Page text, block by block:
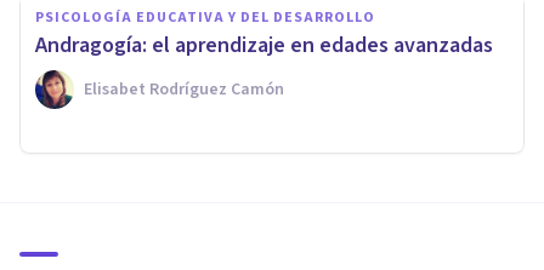
PSICOLOGÍA EDUCATIVA Y DEL DESARROLLO
Andragogía: el aprendizaje en edades avanzadas
Elisabet Rodríguez Camón